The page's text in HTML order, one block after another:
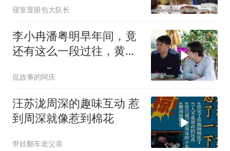
寝室显眼包大队长
李小冉潘粤明早年间，竟
还有这么一段过往，黄磊
侃故事的阿庆
汪苏泷周深的趣味互动 惹
到周深就像惹到棉花
带娃翻车老父亲